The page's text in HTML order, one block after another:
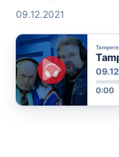
09.12.2021
0:00